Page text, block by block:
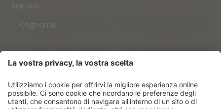
Cognome
Indirizzo email